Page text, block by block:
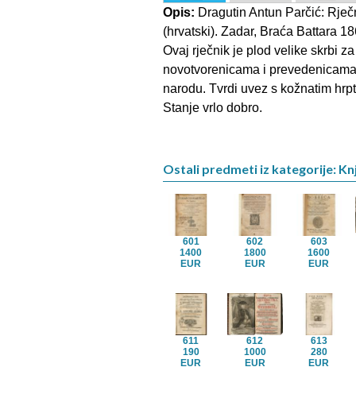
Opis: Dragutin Antun Parčić:
(hrvatski). Zadar, Braća Battara
Ovaj rječnik je plod velike skrbi
novotvorenicama i
narodu. Tvrdi uvez s kožnatim
Stanje vrlo dobro.
Ostali predmeti iz kategorije:
601
1400
EUR
602
1800
EUR
603
1600
EUR
611
190
EUR
612
1000
EUR
613
280
EUR